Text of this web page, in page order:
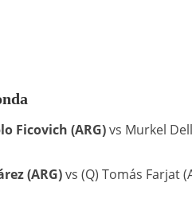
Ficovich (ARG)vs Murkel
(ARG)vs (Q) Tomás Farjat